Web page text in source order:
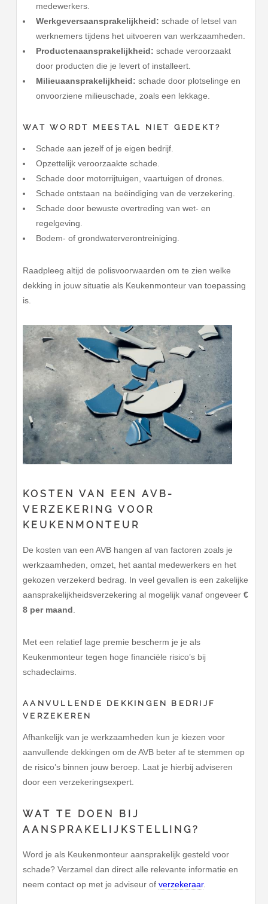
medewerkers.
Werkgeversaansprakelijkheid: schade of letsel van
werknemers tijdens het uitvoeren van werkzaamheden.
Productenaansprakelijkheid: schade veroorzaakt
door producten die je levert of installeert.
Milieuaansprakelijkheid: schade door plotselinge en
onvoorziene milieuschade, zoals een lekkage.
WAT WORDT MEESTAL NIET GEDEKT?
Schade aan jezelf of je eigen bedrijf.
Opzettelijk veroorzaakte schade.
Schade door motorrijtuigen, vaartuigen of drones.
Schade ontstaan na beëindiging van de verzekering.
Schade door bewuste overtreding van wet- en
regelgeving.
Bodem- of grondwaterverontreiniging.
Raadpleeg altijd de polisvoorwaarden om te zien welke
dekking in jouw situatie als Keukenmonteur van toepassing
is.
KOSTEN VAN EEN AVB-
VERZEKERING VOOR
KEUKENMONTEUR
De kosten van een AVB hangen af van factoren zoals je
werkzaamheden, omzet, het aantal medewerkers en het
gekozen verzekerd bedrag. In veel gevallen is een zakelijke
aansprakelijkheidsverzekering al mogelijk vanaf ongeveer€
8 per maand
Met een relatief lage premie bescherm je je als
Keukenmonteur tegen hoge financiële risico’s bij
schadeclaims.
AANVULLENDE DEKKINGEN BEDRIJF
VERZEKEREN
Afhankelijk van je werkzaamheden kun je kiezen voor
aanvullende dekkingen om de AVB beter af te stemmen op
de risico’s binnen jouw beroep. Laat je hierbij adviseren
door een verzekeringsexpert.
WAT TE DOEN BIJ
AANSPRAKELIJKSTELLING?
Word je als Keukenmonteur aansprakelijk gesteld voor
schade? Verzamel dan direct alle relevante informatie en
neem contact op met je adviseur ofverzekeraar.